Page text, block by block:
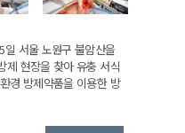
일 서울 노원구 불암산을
제 현장을 찾아 유충 서식
경 방제약품을 이용한 방